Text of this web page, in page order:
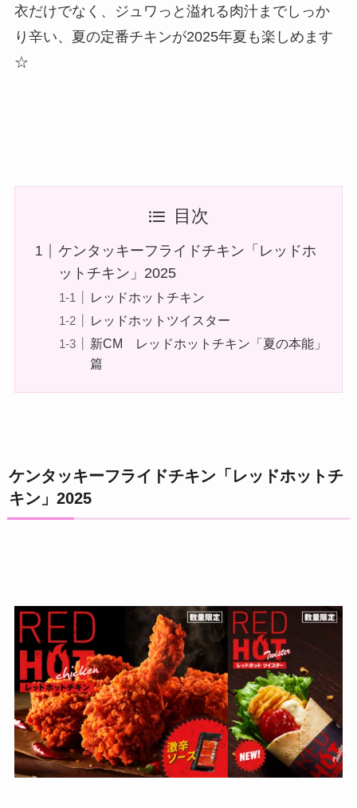
衣だけでなく、ジュワっと溢れる肉汁までしっか
り辛い、夏の定番チキンが2025年夏も楽しめます
☆
目次
ケンタッキーフライドチキン「レッドホ
ットチキン」2025
レッドホットチキン
レッドホットツイスター
新CM レッドホットチキン「夏の本能」
篇
ケンタッキーフライドチキン「レッドホットチ
キン」2025